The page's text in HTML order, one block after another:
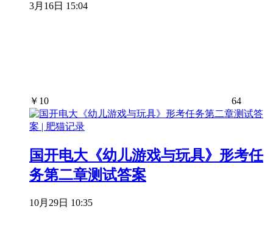
3月16日 15:04
￥ 10 64
国开电大《幼儿游戏与玩具》形考任
务第二章测试答案
10月29日 10:35